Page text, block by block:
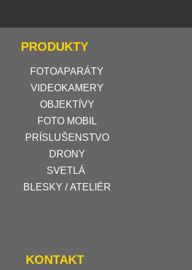
PRODUKTY
FOTOAPARÁTY
VIDEOKAMERY
OBJEKTÍVY
FOTO MOBIL
PRÍSLUŠENSTVO
DRONY
SVETLÁ
BLESKY / ATELIÉR
KONTAKT